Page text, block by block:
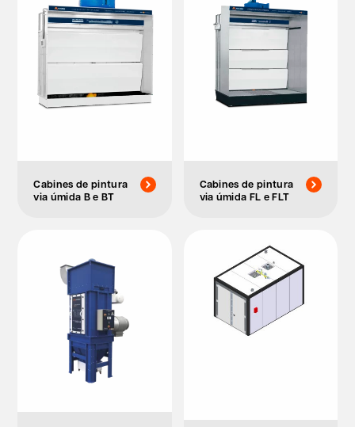
Cabines de pintura
via úmida B e BT
Cabines de pintura
via úmida FL e FLT